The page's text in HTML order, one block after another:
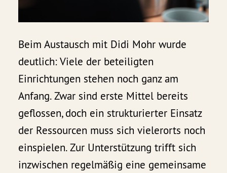
Beim Austausch mit Didi Mohr wurde
deutlich: Viele der beteiligten
Einrichtungen stehen noch ganz am
Anfang. Zwar sind erste Mittel bereits
geflossen, doch ein strukturierter Einsatz
der Ressourcen muss sich vielerorts noch
einspielen. Zur Unterstützung trifft sich
inzwischen regelmäßig eine gemeinsame